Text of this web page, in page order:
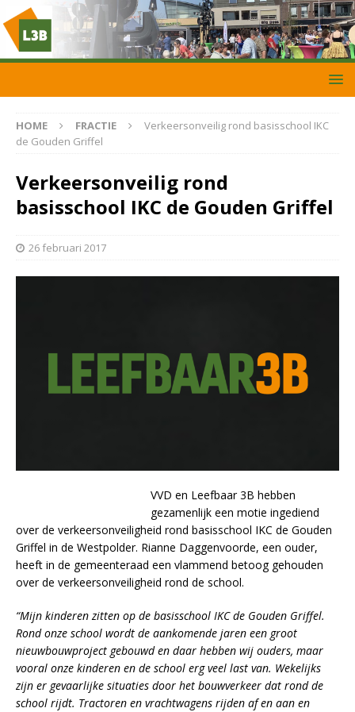
HOME FRACTIE
Verkeersonveilig rond basisschool IKC
de Gouden Griffel
Verkeersonveilig rond
basisschool IKC de Gouden Griffel
26 februari 2017
VVD en Leefbaar 3B hebben
gezamenlijk een motie ingediend
over de verkeersonveiligheid rond basisschool IKC de Gouden
Griffel in de Westpolder. Rianne Daggenvoorde, een ouder,
heeft in de gemeenteraad een vlammend betoog gehouden
over de verkeersonveiligheid rond de school.
“Mijn kinderen zitten op de basisschool IKC de Gouden Griffel.
Rond onze school wordt de aankomende jaren een groot
nieuwbouwproject gebouwd en daar hebben wij ouders, maar
vooral onze kinderen en de school erg veel last van. Wekelijks
zijn er gevaarlijke situaties door het bouwverkeer dat rond de
school rijdt. Tractoren en vrachtwagens rijden af en aan en